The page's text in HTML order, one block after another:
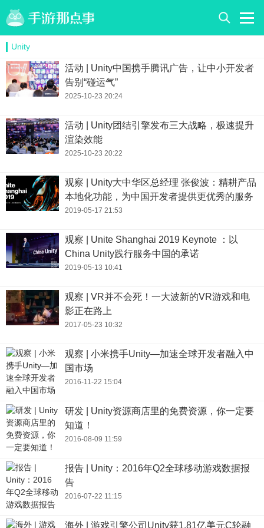
Unity
活动 | Unity中国携手腾讯广告，让中小开发者
告别“碰运气”
2025-10-23 20:24
活动 | Unity团结引擎发布三大战略，极速提升
渲染效能
2025-10-23 20:22
观察 | Unity大中华区总经理 张俊波：精耕产品
本地化功能，为中国开发者提供更优秀的服务
2019-05-17 21:53
观察 | Unite Shanghai 2019 Keynote ：以
China Unity践行服务中国的承诺
2019-05-13 10:41
观察 | VR并不会死！一大波新的VR游戏和电
影正在路上
2017-05-23 10:32
观察 | 小米携手Unity—加速全球开发者融入中
国市场
2016-11-22 15:04
研发 | Unity资源商店里的免费资源，你一定要
知道！
2016-08-09 11:59
报告 | Unity：2016年Q2全球移动游戏数据报
告
2016-07-22 11:15
海外 | 游戏引擎公司Unity获1.81亿美元C轮融